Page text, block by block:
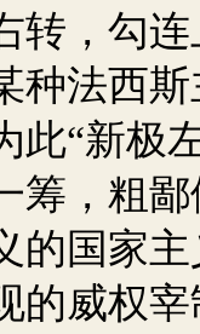
转，勾
种法西
此“新极
筹，粗
的国家
的威权